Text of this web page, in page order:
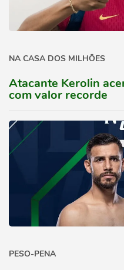
NA CASA DOS MILHÕES
Atacante Kerolin
com valor recorde
PESO-PENA